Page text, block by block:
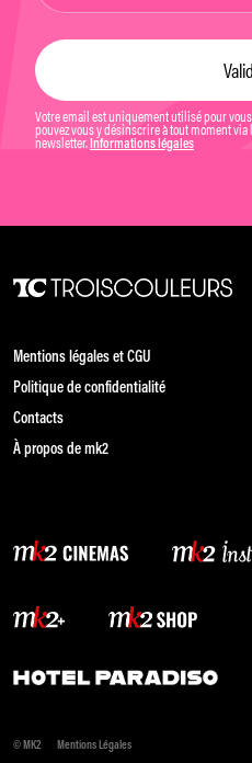
Votre email est uniquement utilisé pour
pouvez vous y désinscrire à tout moment
newsletter. Informations légales
Mentions légales et CGU
Politique de confidentialité
Contacts
À propos de mk2
© MK2 Mentions Légales